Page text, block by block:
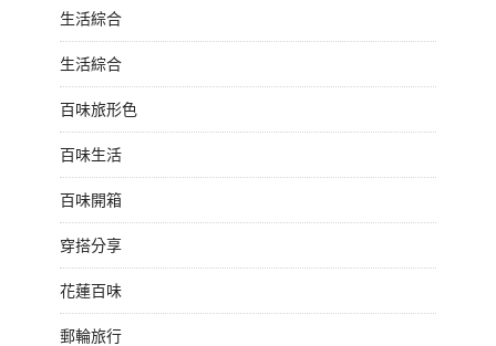
生活綜合
生活綜合
百味旅形色
百味生活
百味開箱
穿搭分享
花蓮百味
郵輪旅行